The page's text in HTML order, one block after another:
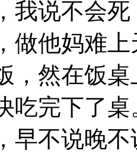
我说不会
做他妈难上
，然在饭
吃完下了
早不说晚